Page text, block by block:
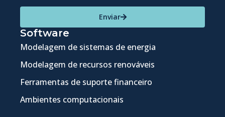
Enviar
Software
Modelagem de sistemas de energia
Modelagem de recursos renováveis
Ferramentas de suporte financeiro
Ambientes computacionais